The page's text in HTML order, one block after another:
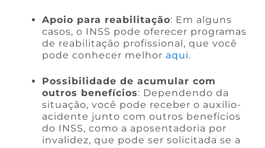
Apoio para reabilitação: Em alguns
casos, o INSS pode oferecer programas
de reabilitação profissional, que você
pode conhecer melhor aqui.
Possibilidade de acumular com
outros benefícios: Dependendo da
situação, você pode receber o auxílio-
acidente junto com outros benefícios
do INSS, como a aposentadoria por
invalidez, que pode ser solicitada se a